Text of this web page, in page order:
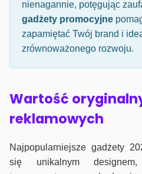
nienagannie, potęgując
gadżety promocyjne
zapamiętać Twój brand i
zrównoważonego rozwoju.
Wartość
reklamowych
Najpopularniejsze gadżety
się unikalnym